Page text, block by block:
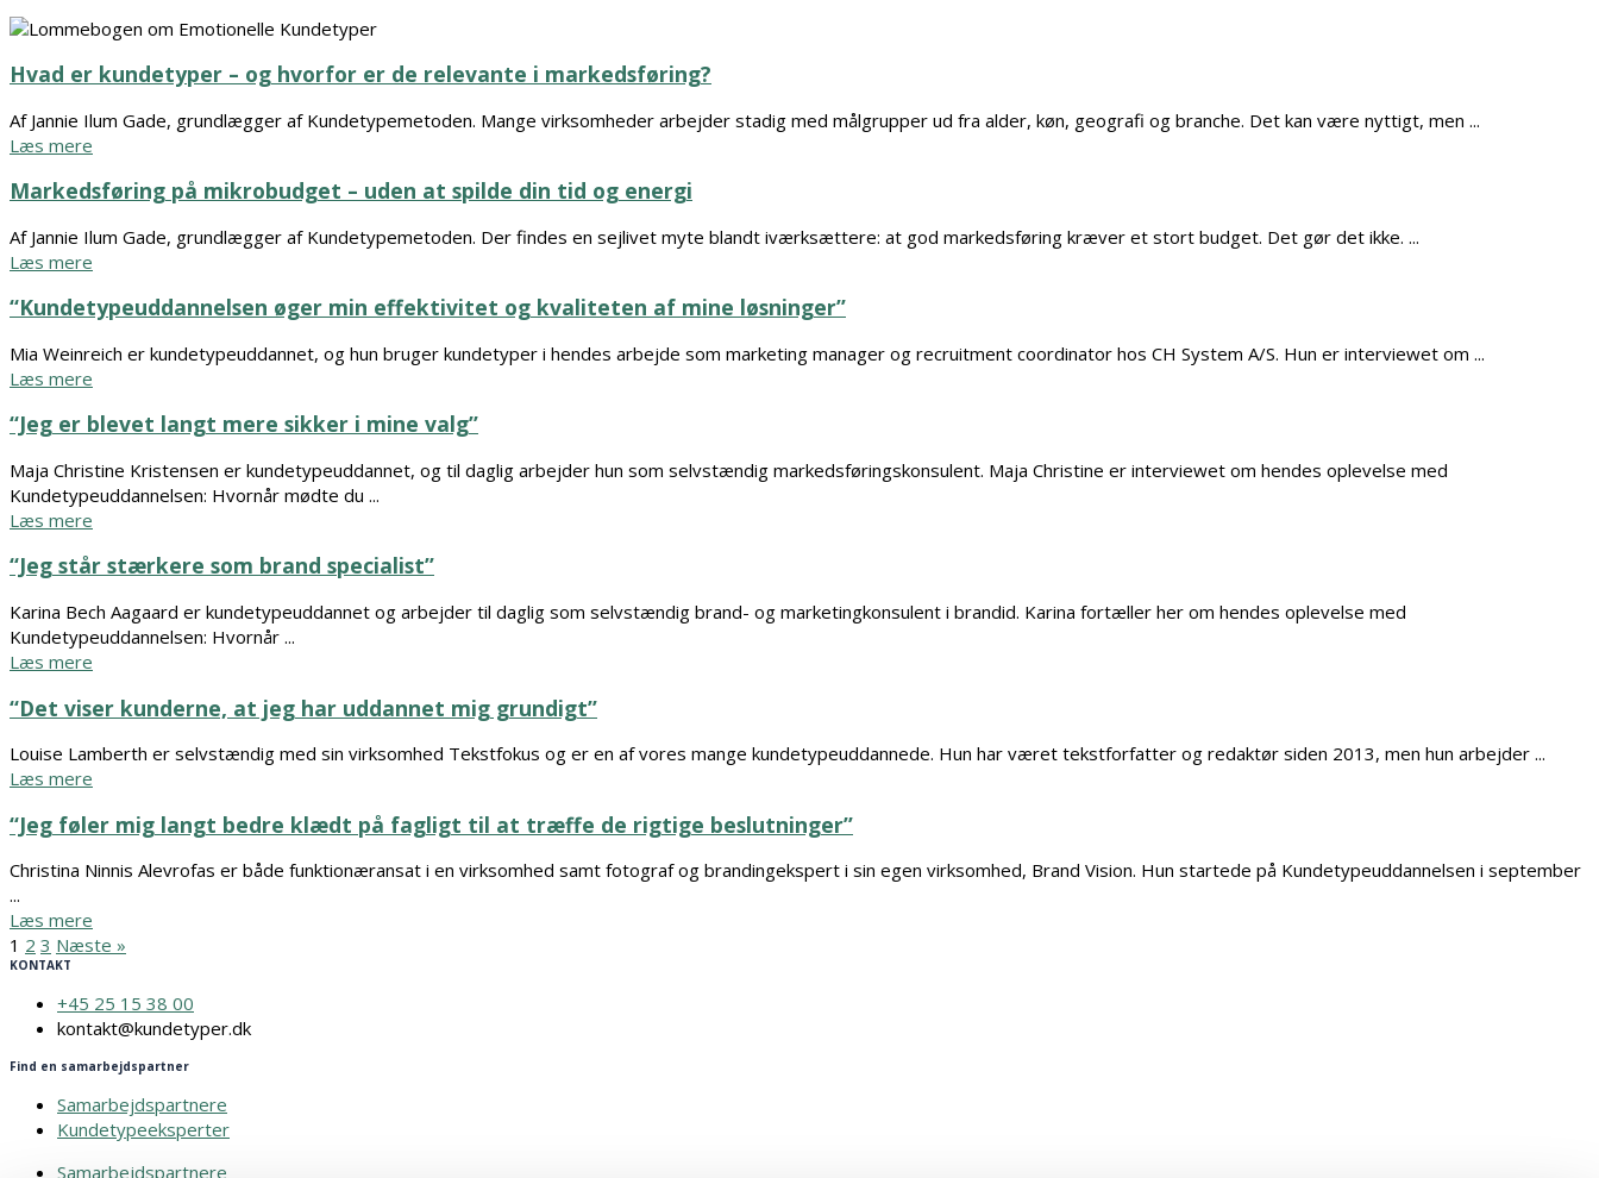
Hvad er kundetyper – og hvorfor er de relevante i markedsføring?
Af Jannie Ilum Gade, grundlægger af Kundetypemetoden. Mange virksomheder arbejder stadig med målgrupper ud fra alder, køn, geografi og branche. Det kan være nyttigt, men ...
Læs mere
Markedsføring på mikrobudget – uden at spilde din tid og energi
Af Jannie Ilum Gade, grundlægger af Kundetypemetoden. Der findes en sejlivet myte blandt iværksættere: at god markedsføring kræver et stort budget. Det gør det ikke. ...
Læs mere
“Kundetypeuddannelsen øger min effektivitet og kvaliteten af mine løsninger”
Mia Weinreich er kundetypeuddannet, og hun bruger kundetyper i hendes arbejde som marketing manager og recruitment coordinator hos CH System A/S. Hun er interviewet om ...
Læs mere
“Jeg er blevet langt mere sikker i mine valg”
Maja Christine Kristensen er kundetypeuddannet, og til daglig arbejder hun som selvstændig markedsføringskonsulent. Maja Christine er interviewet om hendes oplevelse med
Kundetypeuddannelsen: Hvornår mødte du ...
Læs mere
“Jeg står stærkere som brand specialist”
Karina Bech Aagaard er kundetypeuddannet og arbejder til daglig som selvstændig brand- og marketingkonsulent i brandid. Karina fortæller her om hendes oplevelse med
Kundetypeuddannelsen: Hvornår ...
Læs mere
“Det viser kunderne, at jeg har uddannet mig grundigt”
Louise Lamberth er selvstændig med sin virksomhed Tekstfokus og er en af vores mange kundetypeuddannede. Hun har været tekstforfatter og redaktør siden 2013, men hun arbejder ...
Læs mere
“Jeg føler mig langt bedre klædt på fagligt til at træffe de rigtige beslutninger”
Christina Ninnis Alevrofas er både funktionæransat i en virksomhed samt fotograf og brandingekspert i sin egen virksomhed, Brand Vision. Hun startede på Kundetypeuddannelsen i september
...
Læs mere
1 2 3 Næste »
KONTAKT
+45 25 15 38 00
kontakt@kundetyper.dk
Find en samarbejdspartner
Samarbejdspartnere
Kundetypeeksperter
Samarbejdspartnere